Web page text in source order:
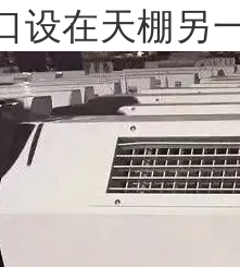
设在天棚另